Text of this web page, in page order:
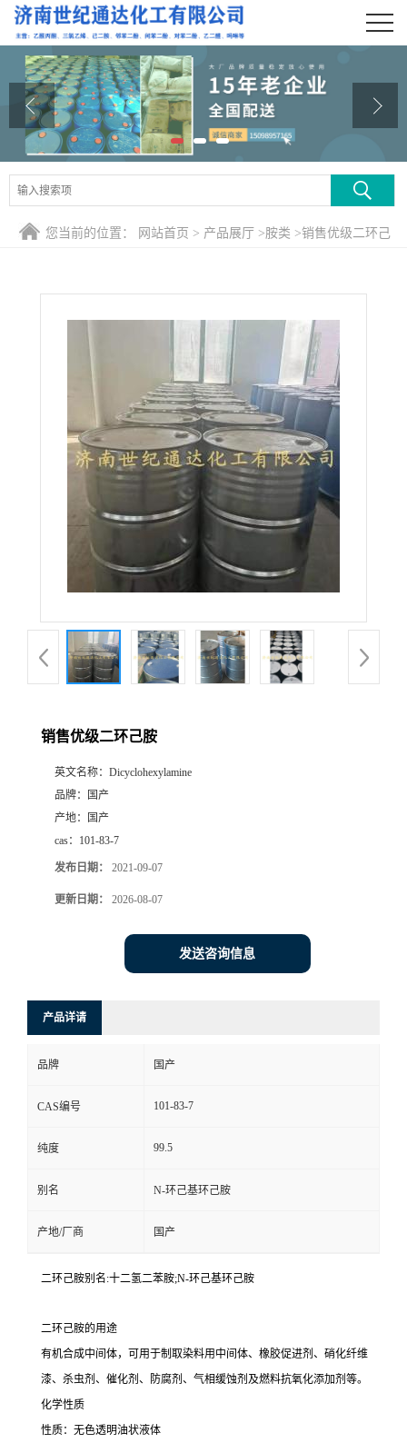
公司首页
公司介绍
公司动态
产品展厅
证书荣誉
您当前的位置： 网站首页 > 产品展厅 >胺类 >销售优级二环己
销售优级二环己胺
英文名称： Dicyclohexylamine
品牌：
国产
产地：
国产
cas： 101-83-7
发布日期： 2021-09-07
更新日期： 2026-08-07
发送咨询信息
产品详请
品牌 国产
CAS编号 101-83-7
纯度 99.5
别名 N-环己基环己胺
产地/厂商 国产
二环己胺别名:十二氢二苯胺;N-环己基环己胺
二环己胺的用途
有机合成中间体，可用于制取染料用中间体、橡胶促进剂、硝化纤维
漆、杀虫剂、催化剂、防腐剂、气相缓蚀剂及燃料抗氧化添加剂等。
化学性质
性质：无色透明油状液体